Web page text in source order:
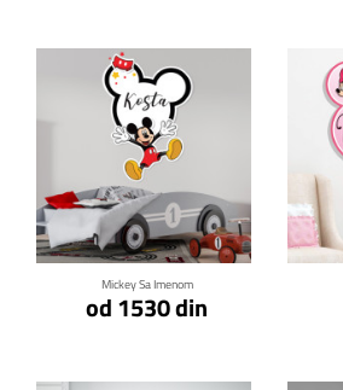
Mickey Sa Imenom
od 1530 din
Klikni za detalje